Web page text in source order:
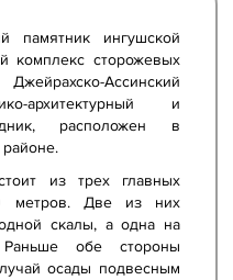
памятник ингушской
комплекс сторожевых
Ассинский
архитектурный и
расположен в
из трех главных
метров. Две из них
скалы, а одна на
Раньше обе стороны
осады подвесным